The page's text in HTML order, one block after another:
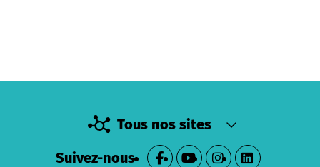
Tous nos sites
Suivez-nous